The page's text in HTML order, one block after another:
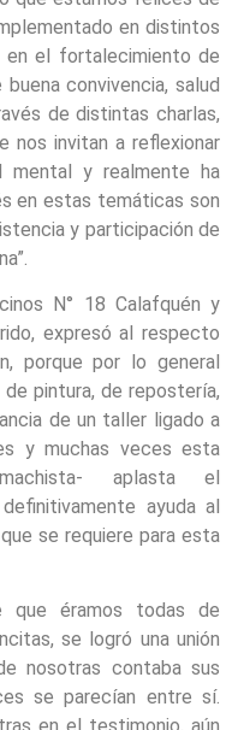
en distintos
en el fortalecimiento de
convivencia, salud
de distintas charlas,
nos invitan a reflexionar
mental y realmente ha
en estas temáticas son
y participación de
N° 18 Calafquén y
expresó al respecto
porque por lo general
pintura, de repostería,
de un taller ligado a
y muchas veces esta
aplasta el
ayuda al
se requiere para esta
que éramos todas de
se logró una unión
nosotras contaba sus
se parecían entre sí.